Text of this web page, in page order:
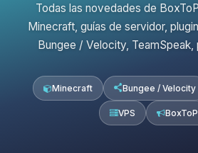
Todas las novedades de
Minecraft, guías de servidor,
Bungee / Velocity, TeamSpeak,
Minecraft Bungee / Velocity
VPS